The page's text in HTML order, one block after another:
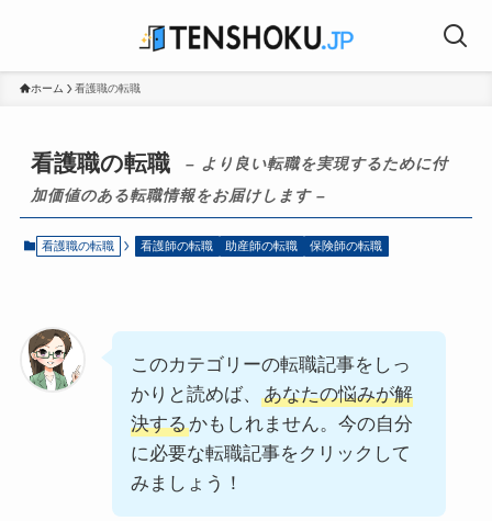
ホーム 看護職の転職
看護職の転職
– より良い転職を実現するために付
加価値のある転職情報をお届けします –
看護職の転職 看護師の転職 助産師の転職 保険師の転職
このカテゴリーの転職記事をしっ
かりと読めば、
あなたの悩みが解
決するかもしれません。今の自分
に必要な転職記事をクリックして
みましょう！